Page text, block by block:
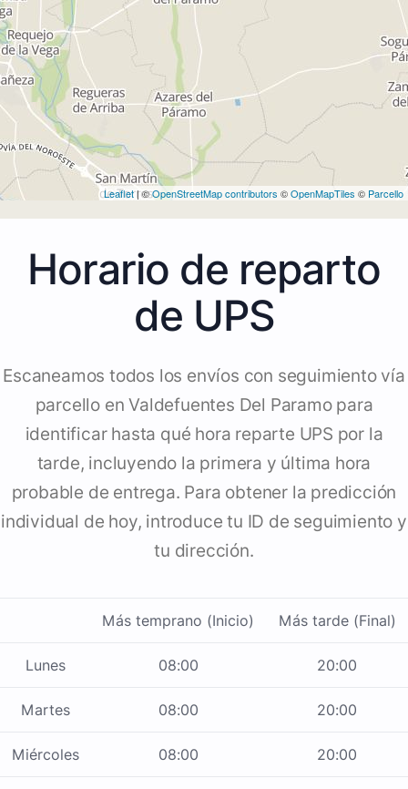
Leaflet| ©OpenStreetMap contributors ©OpenMapTiles © Parcello
Horario de reparto
de UPS
Escaneamos todos los envíos con seguimiento vía
parcello en Valdefuentes Del Paramo para
identificar hasta qué hora reparte UPS por la
tarde, incluyendo la primera y última hora
probable de entrega. Para obtener la predicción
individual de hoy, introduce tu ID de seguimiento y
tu dirección.
Más temprano (Inicio) Más tarde (Final)
Lunes 08:00 20:00
Martes 08:00 20:00
Miércoles 08:00 20:00